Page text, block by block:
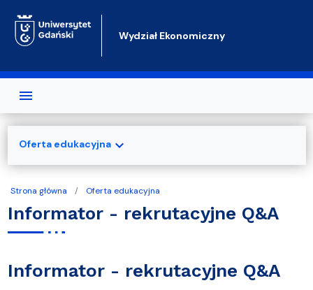
Wydział Ekonomiczny
Strona główna Oferta edukacyjna
Informator - rekrutacyjne Q&A
Informator - rekrutacyjne Q&A
Oferta edukacyjnaexpand_more